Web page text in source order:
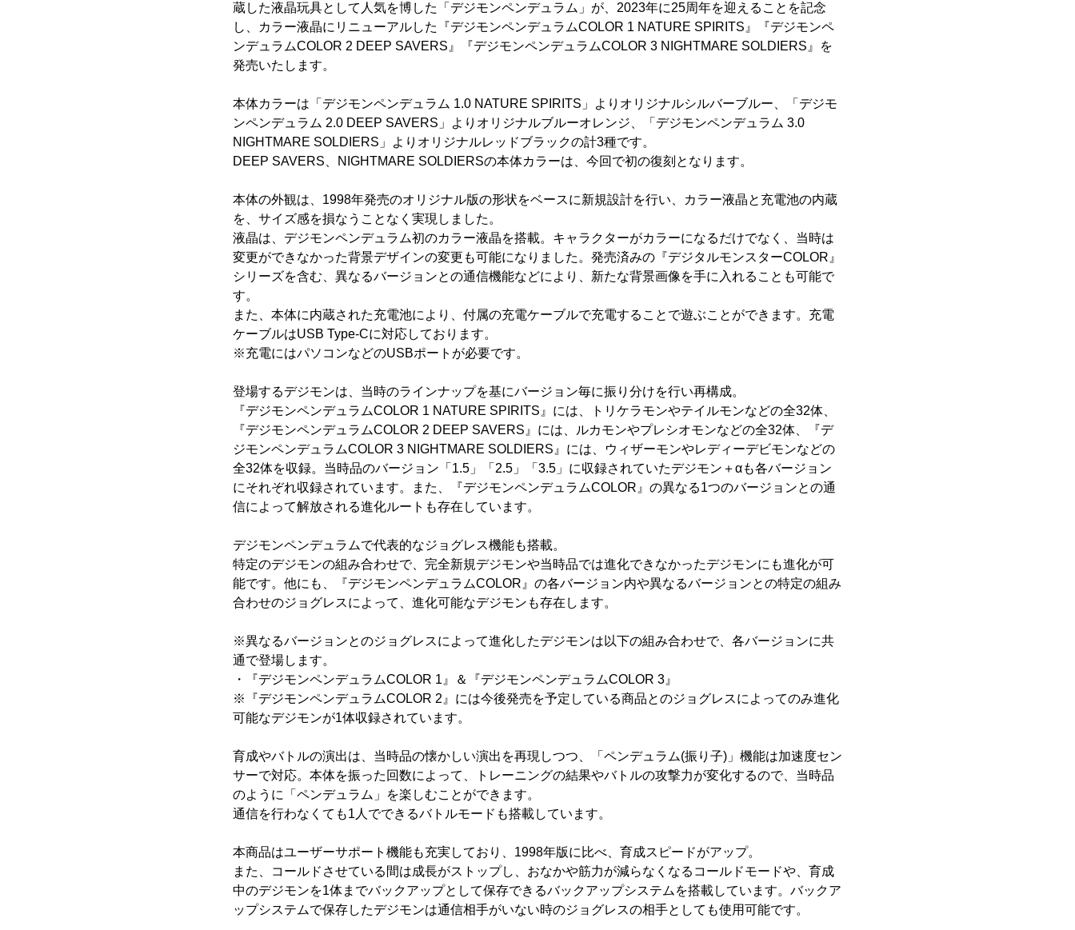
蔵した液晶玩具として人気を博した「デジモンペンデュラム」が、2023年に25周年を迎えることを記念
し、カラー液晶にリニューアルした『デジモンペンデュラムCOLOR 1 NATURE SPIRITS』『デジモンペ
ンデュラムCOLOR 2 DEEP SAVERS』『デジモンペンデュラムCOLOR 3 NIGHTMARE SOLDIERS』を
発売いたします。
本体カラーは「デジモンペンデュラム 1.0 NATURE SPIRITS」よりオリジナルシルバーブルー、「デジモ
ンペンデュラム 2.0 DEEP SAVERS」よりオリジナルブルーオレンジ、「デジモンペンデュラム 3.0
NIGHTMARE SOLDIERS」よりオリジナルレッドブラックの計3種です。
DEEP SAVERS、NIGHTMARE SOLDIERSの本体カラーは、今回で初の復刻となります。
本体の外観は、1998年発売のオリジナル版の形状をベースに新規設計を行い、カラー液晶と充電池の内蔵
を、サイズ感を損なうことなく実現しました。
液晶は、デジモンペンデュラム初のカラー液晶を搭載。キャラクターがカラーになるだけでなく、当時は
変更ができなかった背景デザインの変更も可能になりました。発売済みの『デジタルモンスターCOLOR』
シリーズを含む、異なるバージョンとの通信機能などにより、新たな背景画像を手に入れることも可能で
す。
また、本体に内蔵された充電池により、付属の充電ケーブルで充電することで遊ぶことができます。充電
ケーブルはUSB Type-Cに対応しております。
※充電にはパソコンなどのUSBポートが必要です。
登場するデジモンは、当時のラインナップを基にバージョン毎に振り分けを行い再構成。
『デジモンペンデュラムCOLOR 1 NATURE SPIRITS』には、トリケラモンやテイルモンなどの全32体、
『デジモンペンデュラムCOLOR 2 DEEP SAVERS』には、ルカモンやプレシオモンなどの全32体、『デ
ジモンペンデュラムCOLOR 3 NIGHTMARE SOLDIERS』には、ウィザーモンやレディーデビモンなどの
全32体を収録。当時品のバージョン「1.5」「2.5」「3.5」に収録されていたデジモン＋αも各バージョン
にそれぞれ収録されています。また、『デジモンペンデュラムCOLOR』の異なる1つのバージョンとの通
信によって解放される進化ルートも存在しています。
デジモンペンデュラムで代表的なジョグレス機能も搭載。
特定のデジモンの組み合わせで、完全新規デジモンや当時品では進化できなかったデジモンにも進化が可
能です。他にも、『デジモンペンデュラムCOLOR』の各バージョン内や異なるバージョンとの特定の組み
合わせのジョグレスによって、進化可能なデジモンも存在します。
※異なるバージョンとのジョグレスによって進化したデジモンは以下の組み合わせで、各バージョンに共
通で登場します。
・『デジモンペンデュラムCOLOR 1』＆『デジモンペンデュラムCOLOR 3』
※『デジモンペンデュラムCOLOR 2』には今後発売を予定している商品とのジョグレスによってのみ進化
可能なデジモンが1体収録されています。
育成やバトルの演出は、当時品の懐かしい演出を再現しつつ、「ペンデュラム(振り子)」機能は加速度セン
サーで対応。本体を振った回数によって、トレーニングの結果やバトルの攻撃力が変化するので、当時品
のように「ペンデュラム」を楽しむことができます。
通信を行わなくても1人でできるバトルモードも搭載しています。
本商品はユーザーサポート機能も充実しており、1998年版に比べ、育成スピードがアップ。
また、コールドさせている間は成長がストップし、おなかや筋力が減らなくなるコールドモードや、育成
中のデジモンを1体までバックアップとして保存できるバックアップシステムを搭載しています。バックア
ップシステムで保存したデジモンは通信相手がいない時のジョグレスの相手としても使用可能です。